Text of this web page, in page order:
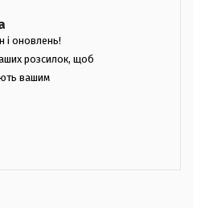
і оновлень!
розсилок, щоб
вашим